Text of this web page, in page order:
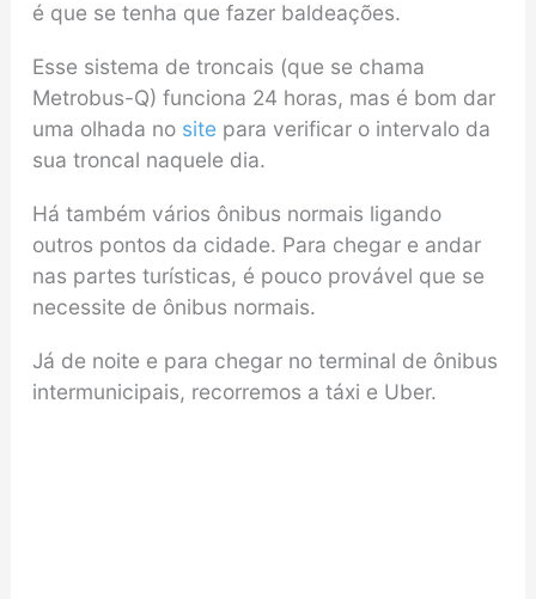
é que se tenha que fazer baldeações.
Esse sistema de troncais (que se chama
Metrobus-Q) funciona 24 horas, mas é bom dar
uma olhada no sitepara verificar o intervalo da
sua troncal naquele dia.
Há também vários ônibus normais ligando
outros pontos da cidade. Para chegar e andar
nas partes turísticas, é pouco provável que se
necessite de ônibus normais.
Já de noite e para chegar no terminal de ônibus
intermunicipais, recorremos a táxi e Uber.